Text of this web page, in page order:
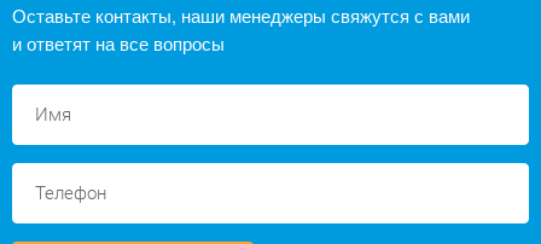
Оставьте контакты, наши менеджеры свяжутся с вами
и ответят на все вопросы